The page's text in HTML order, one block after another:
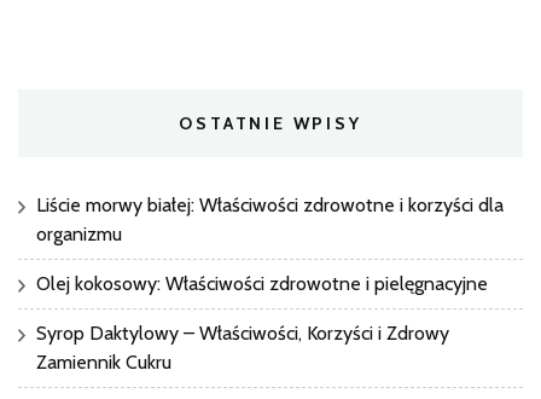
OSTATNIE WPISY
Liście morwy białej: Właściwości zdrowotne i korzyści dla
organizmu
Olej kokosowy: Właściwości zdrowotne i pielęgnacyjne
Syrop Daktylowy – Właściwości, Korzyści i Zdrowy
Zamiennik Cukru